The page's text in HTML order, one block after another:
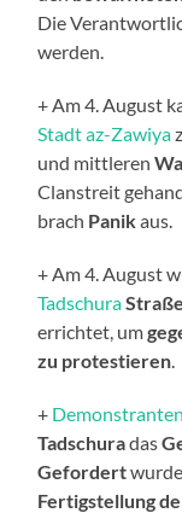
Die
werden.
+ Am 4. August
Stadt az-Zawiya
und mittleren
Clanstreit
brach Panikaus.
+ Am 4. August
Tadschura
errichtet, um
zu protestieren
+ Demonstranten
Tadschuradas
Gefordert
Fertigstellung